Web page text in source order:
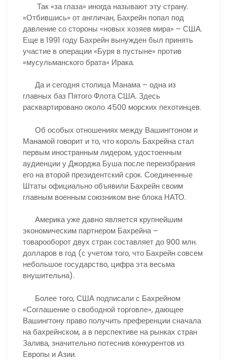
Так «за глаза» иногда называют эту страну.
«Отбившись» от англичан, Бахрейн попал под
давление со стороны «новых хозяев мира» – США.
Еще в 1991 году Бахрейн вынужден был принять
участие в операции «Буря в пустыне» против
«мусульманского брата» Ирака.
Да и сегодня столица Манама – одна из
главных баз Пятого Флота США. Здесь
расквартировано около 4500 морских пехотинцев.
Об особых отношениях между Вашингтоном и
Манамой говорит и то, что король Бахрейна стал
первым иностранным лидером, удостоенным
аудиенции у Джорджа Буша после переизбрания
его на второй президентский срок. Соединенные
Штаты официально объявили Бахрейн своим
главным военным союзником вне блока НАТО.
Америка уже давно является крупнейшим
экономическим партнером Бахрейна –
товарооборот двух стран составляет до 900 млн.
долларов в год (с учетом того, что Бахрейн совсем
небольшое государство, цифра эта весьма
внушительна).
Более того, США подписали с Бахрейном
«Соглашение о свободной торговле», дающее
Вашингтону право получить преференции сначала
на бахрейнском, а в перспективе на рынках стран
Залива, значительно потеснив конкурентов из
Европы и Азии.